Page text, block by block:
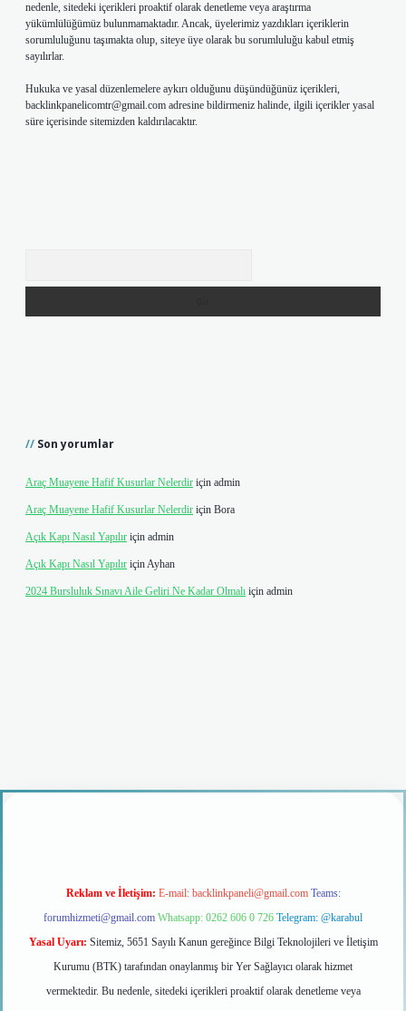
nedenle, sitedeki içerikleri proaktif olarak denetleme veya araştırma
yükümlülüğümüz bulunmamaktadır. Ancak, üyelerimiz yazdıkları içeriklerin
sorumluluğunu taşımakta olup, siteye üye olarak bu sorumluluğu kabul etmiş
sayılırlar.
Hukuka ve yasal düzenlemelere aykırı olduğunu düşündüğünüz içerikleri,
backlinkpanelicomtr@gmail.com adresine bildirmeniz halinde, ilgili içerikler yasal
süre içerisinde sitemizden kaldırılacaktır.
Son yorumlar
Araç Muayene Hafif Kusurlar Nelerdir için admin
Araç Muayene Hafif Kusurlar Nelerdir için Bora
Açık Kapı Nasıl Yapılır için admin
Açık Kapı Nasıl Yapılır içinAyhan
2024 Bursluluk Sınavı Aile Geliri Ne Kadar Olmalı için admin
Reklam ve İletişim: E-mail: backlinkpaneli@gmail.com Teams:
forumhizmeti@gmail.com Whatsapp: 0262 606 0 726 Telegram: @karabul
Yasal Uyarı: Sitemiz, 5651 Sayılı Kanun gereğince Bilgi Teknolojileri ve İletişim
Kurumu (BTK) tarafından onaylanmış bir Yer Sağlayıcı olarak hizmet
vermektedir. Bu nedenle, sitedeki içerikleri proaktif olarak denetleme veya